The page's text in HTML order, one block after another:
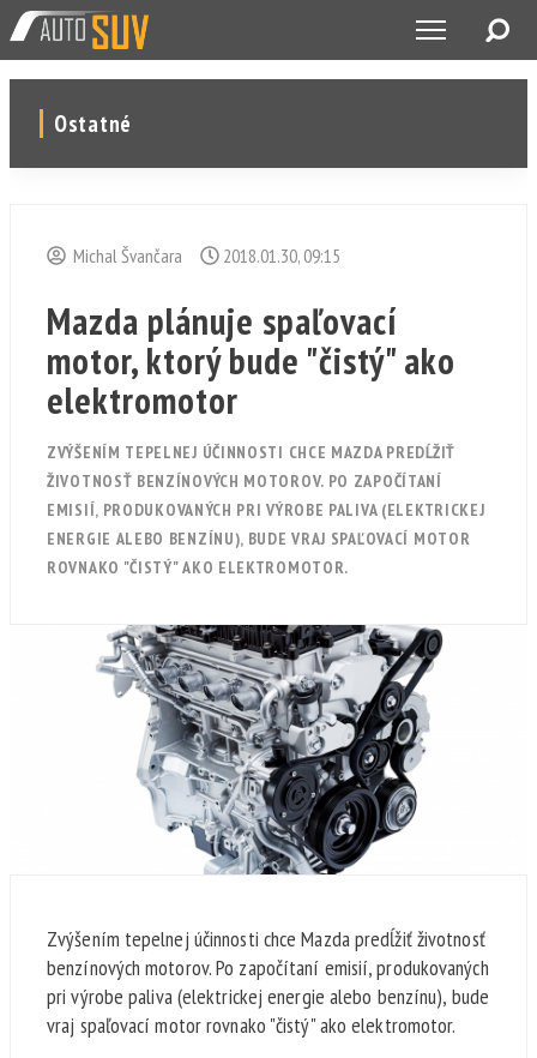
Ostatné
Michal Švančara 2018.01.30, 09:15
Mazda plánuje spaľovací
motor, ktorý bude "čistý" ako
elektromotor
ZVÝŠENÍM TEPELNEJ ÚČINNOSTI CHCE MAZDA PREDĹŽIŤ
ŽIVOTNOSŤ BENZÍNOVÝCH MOTOROV. PO ZAPOČÍTANÍ
EMISIÍ, PRODUKOVANÝCH PRI VÝROBE PALIVA (ELEKTRICKEJ
ENERGIE ALEBO BENZÍNU), BUDE VRAJ SPAĽOVACÍ MOTOR
ROVNAKO "ČISTÝ" AKO ELEKTROMOTOR.
Zvýšením tepelnej účinnosti chce Mazda predĺžiť životnosť
benzínových motorov. Po započítaní emisií, produkovaných
pri výrobe paliva (elektrickej energie alebo benzínu), bude
vraj spaľovací motor rovnako "čistý" ako elektromotor.